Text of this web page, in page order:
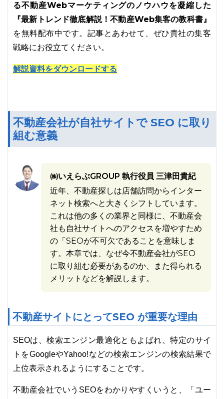
る不動産Webマーケティングのノウハウを凝縮した
『最新トレンド徹底解説！不動産Web集客の教科書』
を無料配布中です。記事とあわせて、ぜひ貴社の集客
戦略にお役立てください。
解説資料をダウンロードする
不動産会社が自社サイトで SEO に取り
組む意義
㈱いえらぶGROUP 執行役員 三津田貴紀
近年、不動産探しは店舗訪問からインター
ネット検索へと大きくシフトしています。
これは他の多くの業界と同様に、不動産会
社も自社サイトへのアクセスを増やすため
の「SEOが不可欠であることを意味しま
す。本章では、なぜ今不動産会社がSEO
に取り組む必要があるのか、また得られる
メリットなどを解説します。
不動産サイトにとってSEO が重要な理由
SEOは、検索エンジン最適化ともよばれ、特定のサイ
トをGoogleやYahoo!などの検索エンジンの検索結果で
上位表示されるようにすることです。
不動産会社でいうSEOをわかりやすくいうと、「ユー